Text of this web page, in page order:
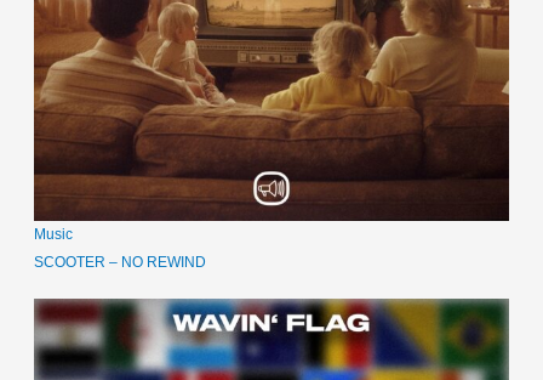
Music
SCOOTER – NO REWIND